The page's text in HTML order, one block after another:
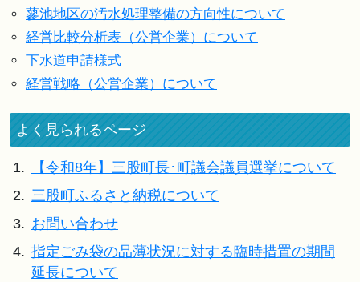
蓼池地区の汚水処理整備の方向性について
経営比較分析表（公営企業）について
下水道申請様式
経営戦略（公営企業）について
よく見られるページ
1.
【令和8年】三股町長･町議会議員選挙について
2. 三股町ふるさと納税について
3. お問い合わせ
4. 指定ごみ袋の品薄状況に対する臨時措置の期間
延長について